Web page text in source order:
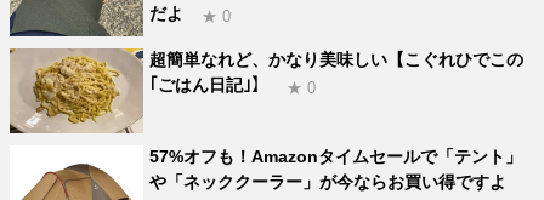
だよ
★ 0
超簡単なれど、かなり美味しい【こぐれひでこの
｢ごはん日記｣】
★ 0
57%オフも！Amazonタイムセールで「テント」
や「ネッククーラー」が今ならお買い得ですよ